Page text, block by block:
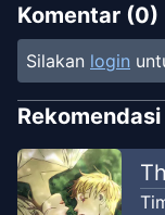
Sella
Chapter36
Sella
Chapter35
Sella
Komentar (0)
Silakan login
Rekomendasi